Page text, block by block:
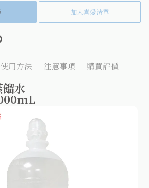
加入喜愛清單
) 另開視窗)
twitter(另開視窗)
分享到pinterest(另開視窗)
使用方法 注意事項 購買評價
餾水